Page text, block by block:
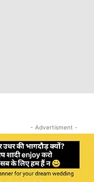
- Advertisment -